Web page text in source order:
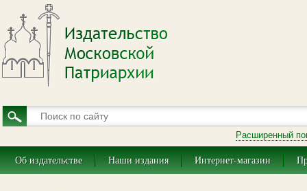
Расширенный
Об издательстве Наши издания Интернет-магазин